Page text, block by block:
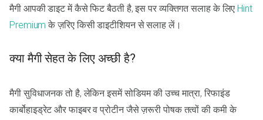
मैगी आपकी डाइट में कैसे फिट बैठती है, इस पर व्यक्तिगत सलाह के लिए Hint
Premium के ज़रिए किसी डाइटीशियन से सलाह लें।
क्या मैगी सेहत के लिए अच्छी है?
मैगी सुविधाजनक तो है, लेकिन इसमें सोडियम की उच्च मात्रा, रिफाइंड
कार्बोहाइड्रेट और फाइबर व प्रोटीन जैसे ज़रूरी पोषक तत्वों की कमी के